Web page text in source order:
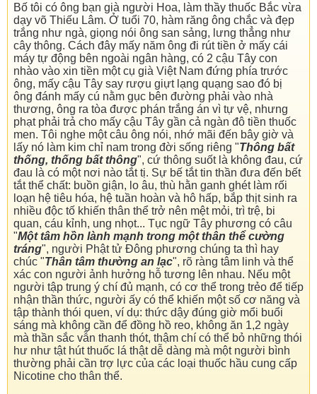
Bố tôi có ông bạn già người Hoa, làm thầy thuốc Bắc vừa
dạy võ Thiếu Lâm. Ở tuổi 70, hàm răng ông chắc và đẹp
trắng như ngà, giọng nói ông san sảng, lưng thẳng như
cây thông. Cách đây mấy năm ông đi rút tiền ở mấy cái
máy tự động bên ngoài ngân hàng, có 2 cậu Tây con
nhào vào xin tiền một cụ già Việt Nam đứng phía trước
ông, mấy cậu Tây say rượu giựt lạng quạng sao đó bị
ông đánh mấy cú nằm gục bên đường phải vào nhà
thương, ông ra tòa được phán trắng án vì tự vệ, nhưng
phạt phải trả cho mấy cậu Tây gần cả ngàn đô tiền thuốc
men. Tôi nghe một câu ông nói, nhớ mãi đến bây giờ và
lấy nó làm kim chỉ nam trong đời sống riêng "Thông bất
thống, thống bất thông", cứ thông suốt là không đau, cứ
đau là có một nơi nào tắt tị. Sự bế tắt tin thần đưa đến bết
tắt thể chất: buồn giận, lo âu, thù hằn ganh ghét làm rối
loạn hệ tiêu hóa, hệ tuần hoàn và hô hấp, bắp thịt sinh ra
nhiều độc tố khiến thân thể trở nên mệt mỏi, trì trệ, bi
quan, cáu kỉnh, ung nhọt... Tục ngữ Tây phương có câu
"Một tâm hồn lành mạnh trong một thân thể cường
tráng", người Phật tử Đông phương chúng ta thì hay
chúc "Thân tâm thường an lạc", rõ ràng tâm linh và thể
xác con người ảnh hưởng hỗ tương lên nhau. Nếu một
người tập trung ý chí đủ mạnh, có cơ thể trong trẻo để tiếp
nhận thần thức, người ấy có thể khiến một số cơ năng và
tập thành thói quen, ví dụ: thức dậy đúng giờ mổi buổi
sáng mà không cần để đồng hồ reo, không ăn 1,2 ngày
mà thần sắc vẫn thanh thót, thậm chí có thể bỏ những thói
hư như tật hút thuốc lá thật dễ dàng mà một người bình
thường phải cần trợ lực của các loại thuốc hầu cung cấp
Nicotine cho thân thể.